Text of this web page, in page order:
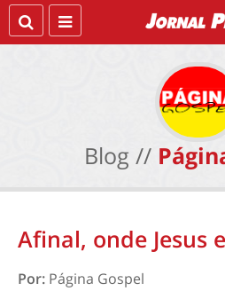
Blog //
Afinal, onde Jesus
Por: Página Gospel